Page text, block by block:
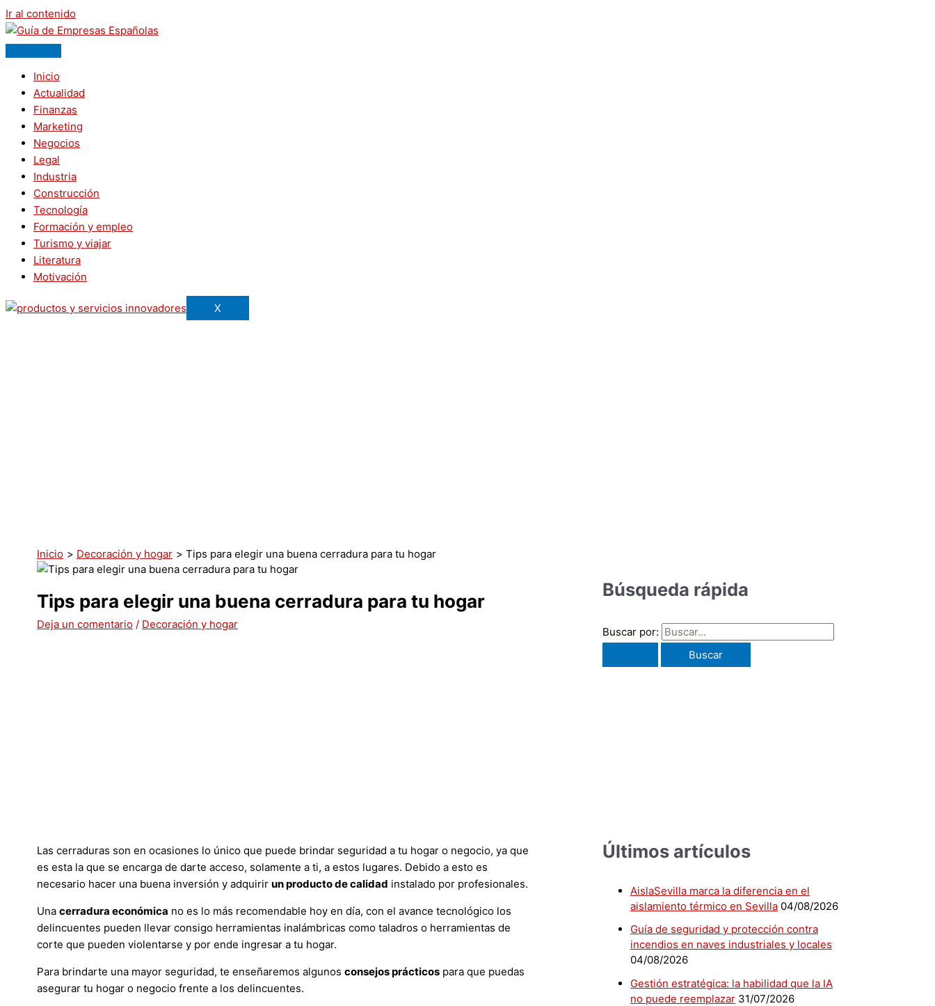
Ir al contenido
Inicio
Actualidad
Finanzas
Marketing
Negocios
Legal
Industria
Construcción
Tecnología
Formación y empleo
Turismo y viajar
Literatura
Motivación
X
Inicio Decoración y hogar Tips para elegir una buena cerradura para tu hogar
Tips para elegir una buena cerradura para tu hogar
Deja un comentario / Decoración y hogar
Las cerraduras son en ocasiones lo único que puede brindar seguridad a tu hogar o negocio, ya que
es esta la que se encarga de darte acceso, solamente a ti, a estos lugares. Debido a esto es
necesario hacer una buena inversión y adquirir un producto de calidad instalado por profesionales.
Una cerradura económica no es lo más recomendable hoy en día, con el avance tecnológico los
delincuentes pueden llevar consigo herramientas inalámbricas como taladros o herramientas de
corte que pueden violentarse y por ende ingresar a tu hogar.
Para brindarte una mayor seguridad, te enseñaremos algunos consejos prácticos para que puedas
asegurar tu hogar o negocio frente a los delincuentes.
Búsqueda rápida
Buscar por:
Últimos artículos
AislaSevilla marca la diferencia en el
aislamiento térmico en Sevilla 04/08/2026
Guía de seguridad y protección contra
incendios en naves industriales y locales
04/08/2026
Gestión estratégica: la habilidad que la IA
no puede reemplazar 31/07/2026